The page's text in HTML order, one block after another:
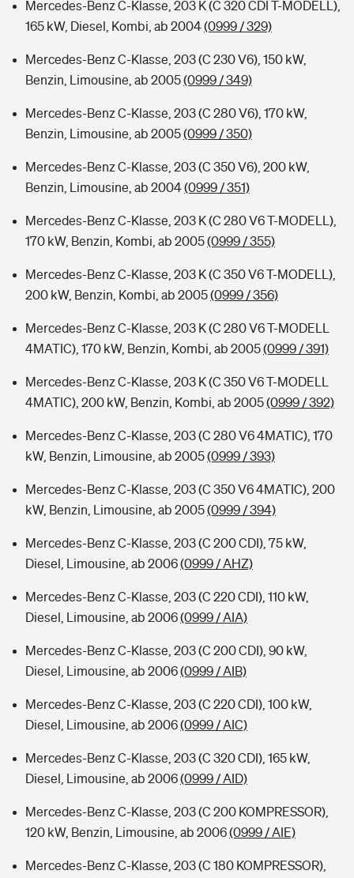
Mercedes-Benz C-Klasse, 203 K (C 320 CDI T-MODELL),
165 kW, Diesel, Kombi, ab 2004(0999 / 329)
Mercedes-Benz C-Klasse, 203 (C 230 V6), 150 kW,
Benzin, Limousine, ab 2005(0999 / 349)
Mercedes-Benz C-Klasse, 203 (C 280 V6), 170 kW,
Benzin, Limousine, ab 2005(0999 / 350)
Mercedes-Benz C-Klasse, 203 (C 350 V6), 200 kW,
Benzin, Limousine, ab 2004(0999 / 351)
Mercedes-Benz C-Klasse, 203 K (C 280 V6 T-MODELL),
170 kW, Benzin, Kombi, ab 2005(0999 / 355)
Mercedes-Benz C-Klasse, 203 K (C 350 V6 T-MODELL),
200 kW, Benzin, Kombi, ab 2005(0999 / 356)
Mercedes-Benz C-Klasse, 203 K (C 280 V6 T-MODELL
4MATIC), 170 kW, Benzin, Kombi, ab 2005(0999 / 391)
Mercedes-Benz C-Klasse, 203 K (C 350 V6 T-MODELL
4MATIC), 200 kW, Benzin, Kombi, ab 2005(0999 / 392)
Mercedes-Benz C-Klasse, 203 (C 280 V6 4MATIC), 170
kW, Benzin, Limousine, ab 2005(0999 / 393)
Mercedes-Benz C-Klasse, 203 (C 350 V6 4MATIC), 200
kW, Benzin, Limousine, ab 2005(0999 / 394)
Mercedes-Benz C-Klasse, 203 (C 200 CDI), 75 kW,
Diesel, Limousine, ab 2006(0999 / AHZ)
Mercedes-Benz C-Klasse, 203 (C 220 CDI), 110 kW,
Diesel, Limousine, ab 2006(0999 / AIA)
Mercedes-Benz C-Klasse, 203 (C 200 CDI), 90 kW,
Diesel, Limousine, ab 2006(0999 / AIB)
Mercedes-Benz C-Klasse, 203 (C 220 CDI), 100 kW,
Diesel, Limousine, ab 2006(0999 / AIC)
Mercedes-Benz C-Klasse, 203 (C 320 CDI), 165 kW,
Diesel, Limousine, ab 2006(0999 / AID)
Mercedes-Benz C-Klasse, 203 (C 200 KOMPRESSOR),
120 kW, Benzin, Limousine, ab 2006(0999 / AIE)
Mercedes-Benz C-Klasse, 203 (C 180 KOMPRESSOR),